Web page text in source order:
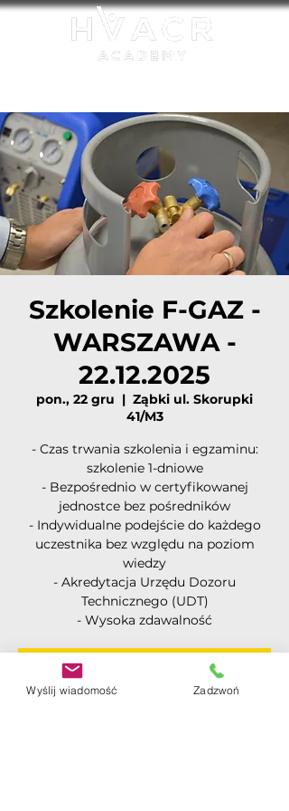
Szkolenie F-GAZ -
WARSZAWA -
22.12.2025
pon., 22 gru
  |
Ząbki ul. Skorupki
41/M3
- Czas trwania szkolenia i egzaminu:
szkolenie 1-dniowe
- Bezpośrednio w certyfikowanej
jednostce bez pośredników
- Indywidualne podejście do każdego
uczestnika bez względu na poziom
wiedzy
- Akredytacja Urzędu Dozoru
Technicznego (UDT)
- Wysoka zdawalność
Rejestracja jest zamknięta
Zobacz inne wydarzenia
Wyślij wiadomość Zadzwoń